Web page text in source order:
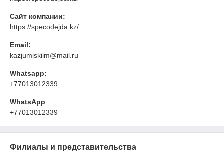
Сайт компании:
https://specodejda.kz/
Email:
kazjumiskiim@mail.ru
Whatsapp:
+77013012339
WhatsApp
+77013012339
Филиалы и представительства